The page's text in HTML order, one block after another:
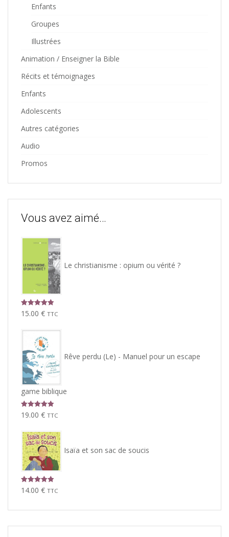
Enfants
Groupes
Illustrées
Animation / Enseigner la Bible
Récits et témoignages
Enfants
Adolescents
Autres catégories
Audio
Promos
Vous avez aimé…
Le christianisme : opium ou vérité ?
Note5.00
15.00 € TTC
Rêve perdu (Le) - Manuel pour un escape
game biblique
Note 5.00
19.00 € TTC
Isaïa et son sac de soucis
Note 5.00
14.00 € TTC